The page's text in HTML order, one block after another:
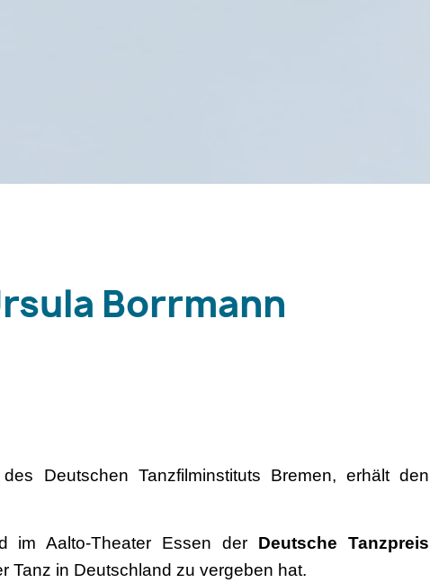
Borrmann
Deutschen Tanzfilminstituts Bremen, erhält den
im Aalto-Theater Essen der Deutsche Tanzpreis
Tanz in Deutschland zu vergeben hat.